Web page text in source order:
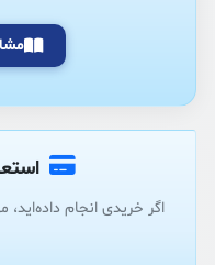
اگر خریدی انجام